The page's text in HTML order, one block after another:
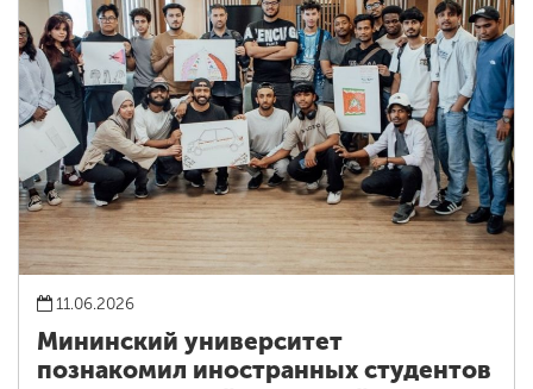
11.06.2026
Мининский университет
познакомил иностранных студентов